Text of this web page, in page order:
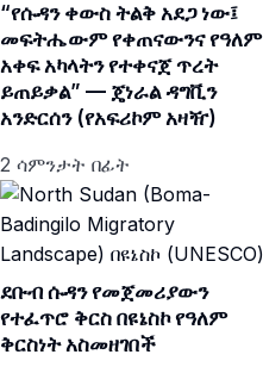
“የሱዳን ቀውስ ትልቅ አደጋ ነው፤
መፍትሔውም የቀጠናውንና የዓለም
አቀፍ አካላትን የተቀናጀ ጥረት
ይጠይቃል” — ጄነራል ዳግቪን
አንድርሰን (የአፍሪኮም አዛዥ)
2 ሳምንታት በፊት
ደቡብ ሱዳን የመጀመሪያውን
የተፈጥሮ ቅርስ በዩኔስኮ የዓለም
ቅርስነት አስመዘገበች